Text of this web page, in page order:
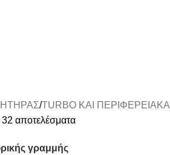
TURBO ΚΑΙ ΠΕΡΙΦΕΡΕΙΑΚΑ
αποτελέσματα
γραμμής